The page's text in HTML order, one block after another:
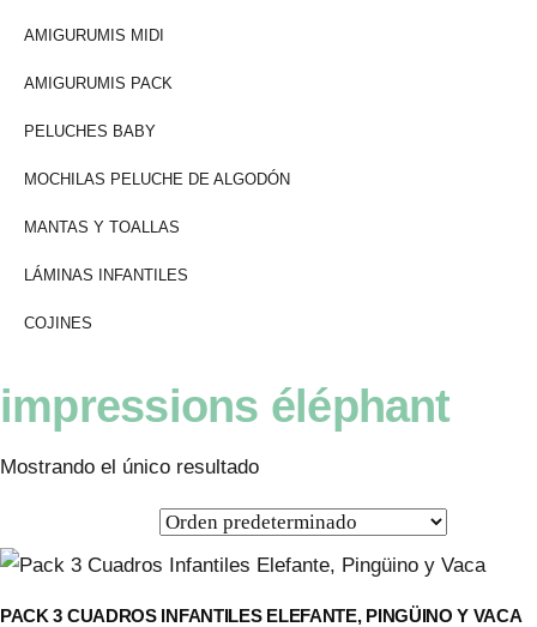
AMIGURUMIS MIDI
AMIGURUMIS PACK
PELUCHES BABY
MOCHILAS PELUCHE DE ALGODÓN
MANTAS Y TOALLAS
LÁMINAS INFANTILES
COJINES
impressions éléphant
Mostrando el único resultado
PACK 3 CUADROS INFANTILES ELEFANTE, PINGÜINO Y VACA